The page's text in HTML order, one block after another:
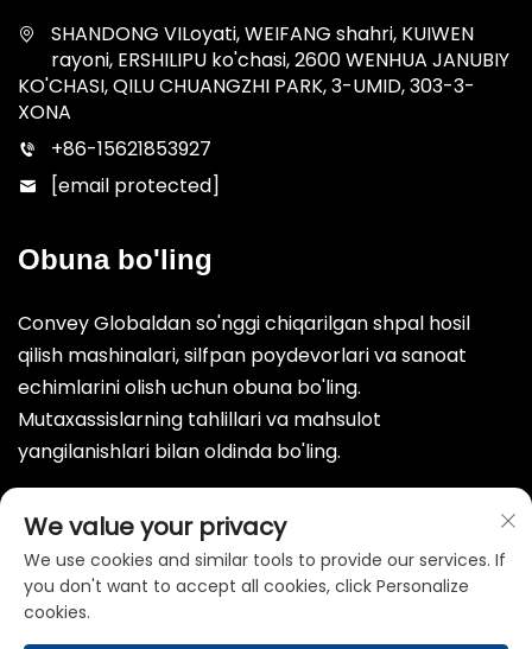
SHANDONG VILoyati, WEIFANG shahri, KUIWEN
rayoni, ERSHILIPU ko'chasi, 2600 WENHUA JANUBIY
KO'CHASI, QILU CHUANGZHI PARK, 3-UMID, 303-3-
XONA
+86-15621853927
[email protected]
Obuna bo'ling
Convey Globaldan so'nggi chiqarilgan shpal hosil
qilish mashinalari, silfpan poydevorlari va sanoat
echimlarini olish uchun obuna bo'ling.
Mutaxassislarning tahlillari va mahsulot
yangilanishlari bilan oldinda bo'ling.
We value your privacy
We use cookies and similar tools to provide our services. If
you don't want to accept all cookies, click Personalize
cookies.